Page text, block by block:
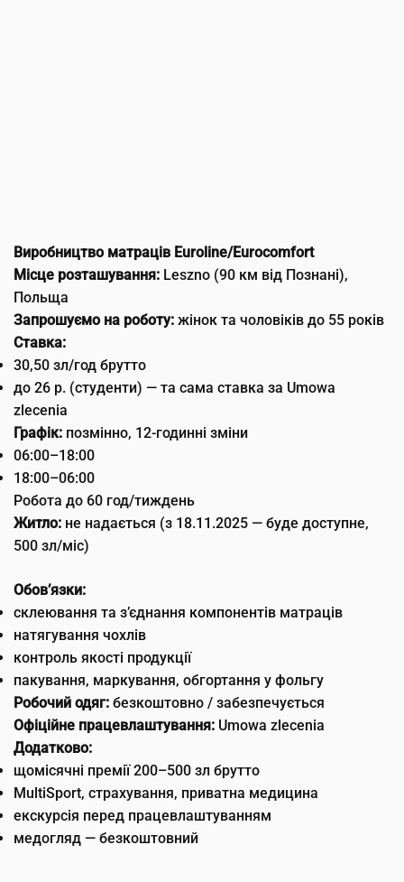
Виробництво матраців Euroline/Eurocomfort
Місце розташування: Leszno (90 км від Познані),
Польща
Запрошуємо на роботу:жінок та чоловіків до 55 років
Ставка:
30,50 зл/год брутто
до 26 р. (студенти) — та сама ставка за Umowa
zlecenia
Графік: позмінно, 12-годинні зміни
06:00–18:00
18:00–06:00
Робота до 60 год/тиждень
Житло: не надається (з 18.11.2025 — буде доступне,
500 зл/міс)
Обов’язки:
склеювання та з’єднання компонентів матраців
натягування чохлів
контроль якості продукції
пакування, маркування, обгортання у фольгу
Робочий одяг: безкоштовно / забезпечується
Офіційне працевлаштування: Umowa zlecenia
Додатково:
щомісячні премії 200–500 зл брутто
MultiSport, страхування, приватна медицина
екскурсія перед працевлаштуванням
медогляд — безкоштовний